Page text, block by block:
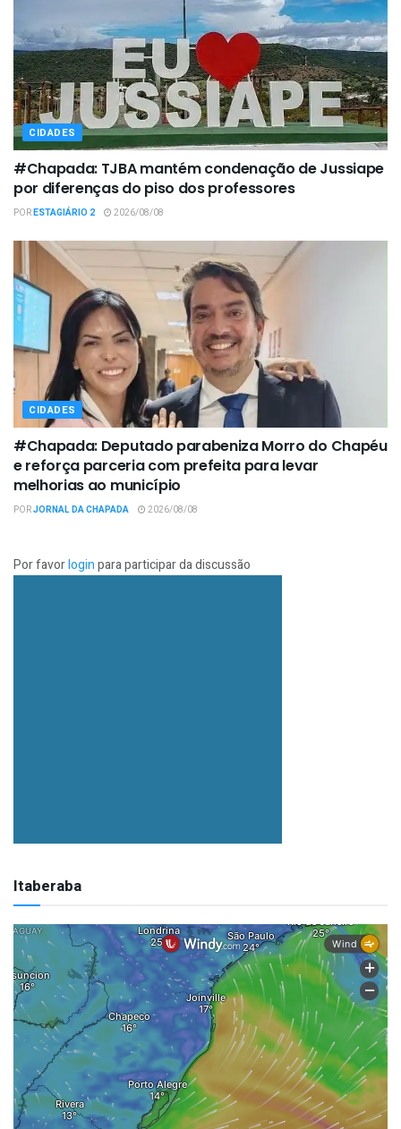
CIDADES
#Chapada: TJBA mantém condenação de Jussiape
por diferenças do piso dos professores
PORESTAGIÁRIO 2 2026/08/08
CIDADES
#Chapada: Deputado parabeniza Morro do Chapéu
e reforça parceria com prefeita para levar
melhorias ao município
PORJORNAL DA CHAPADA 2026/08/08
Por favorloginpara participar da discussão
Itaberaba